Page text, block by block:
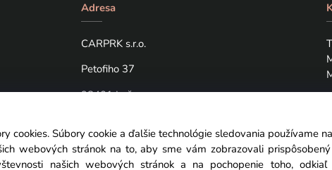
Adresa
CARPRK s.r.o.
Petofiho 37
98401 Lučenec
cookies. Súbory cookie a ďalšie technológie sledovania používame
webových stránok na to, aby sme vám zobrazovali
našich webových stránok a na pochopenie toho, odkiaľ